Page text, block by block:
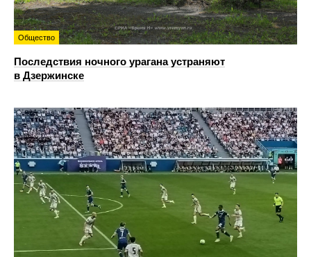
Общество
Последствия ночного урагана устраняют
в Дзержинске